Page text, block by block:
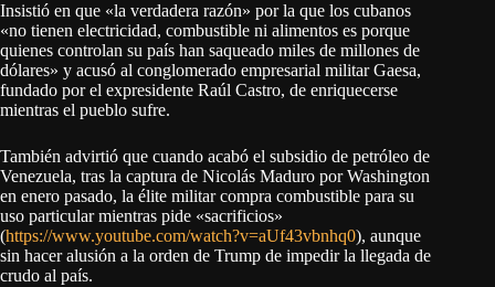
Insistió en que «la verdadera razón» por la que los cubanos
«no tienen electricidad, combustible ni alimentos es porque
quienes controlan su país han saqueado miles de millones de
dólares» y acusó al conglomerado empresarial militar Gaesa,
fundado por el expresidente Raúl Castro, de enriquecerse
mientras el pueblo sufre.
También advirtió que cuando acabó el subsidio de petróleo de
Venezuela, tras la captura de Nicolás Maduro por Washington
en enero pasado, la élite militar compra combustible para su
uso particular mientras pide «sacrificios»
(https://www.youtube.com/watch?v=aUf43vbnhq0), aunque
sin hacer alusión a la orden de Trump de impedir la llegada de
crudo al país.